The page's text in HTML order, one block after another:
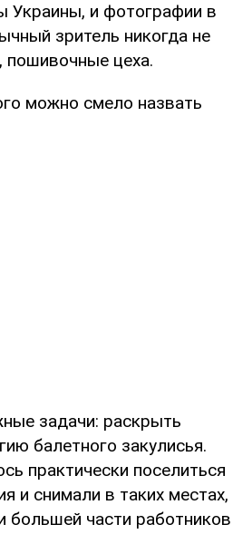
Украины, и фотографии в
зритель никогда не
пошивочные цеха.
можно смело назвать
задачи: раскрыть
балетного закулисья.
практически поселиться
и снимали в таких местах,
большей части работников